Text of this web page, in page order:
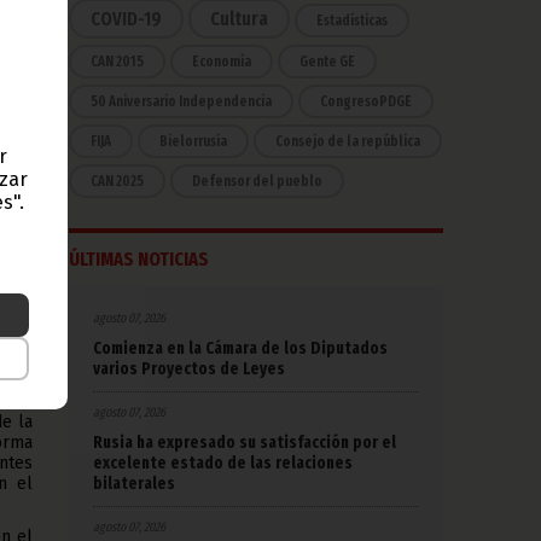
la
el
COVID-19 Cultura Estadísticas
CAN 2015 Economía Gente GE
50 Aniversario Independencia CongresoPDGE
FIJA Bielorrusia Consejo de la república
CAN 2025 Defensor del pueblo
ÚLTIMAS NOTICIAS
agosto 07, 2026
Comienza en la Cámara de los Diputados
varios Proyectos de Leyes
agosto 07, 2026
Rusia ha expresado su satisfacción por el
excelente estado de las relaciones
bilaterales
agosto 07, 2026